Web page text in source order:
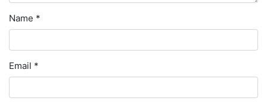
Name *
Email *